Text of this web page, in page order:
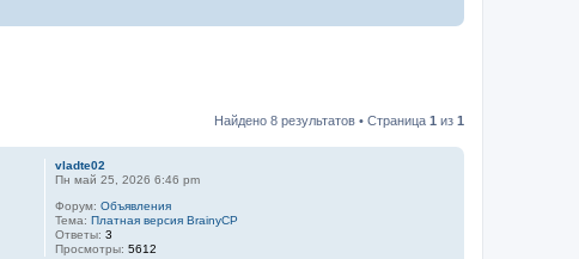
Найдено 8 результатов • Страница 1 из 1
vladte02
Пн май 25, 2026 6:46 pm
Форум:Объявления
Тема:Платная версия BrainyCP
Ответы:3
Просмотры:5612